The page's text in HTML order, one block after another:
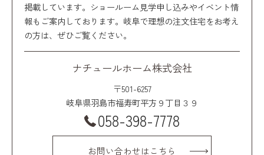
掲載しています。ショールーム見学申し込みやイベント情
報もご案内しております。岐阜で理想の注文住宅をお考え
の方は、ぜひご覧ください。
ナチュールホーム株式会社
〒501-6257
岐阜県羽島市福寿町平方９丁目３９
058-398-7778
お問い合わせはこちら